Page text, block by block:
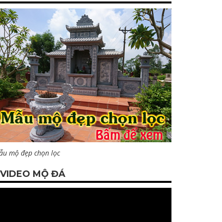
mộ đẹp chọn lọc
VIDEO MỘ ĐÁ